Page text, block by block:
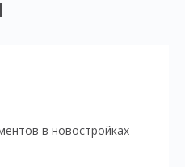
в новостройках